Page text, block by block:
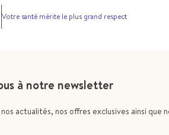
Votre santé mérite le plus grand respect
à notre newsletter
actualités, nos offres exclusives ainsi que